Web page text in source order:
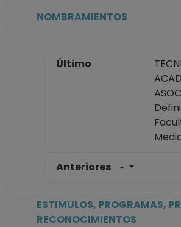
NOMBRAMIENTOS
Último
Anteriores
ESTIMULOS, PROGRAMAS,
RECONOCIMIENTOS